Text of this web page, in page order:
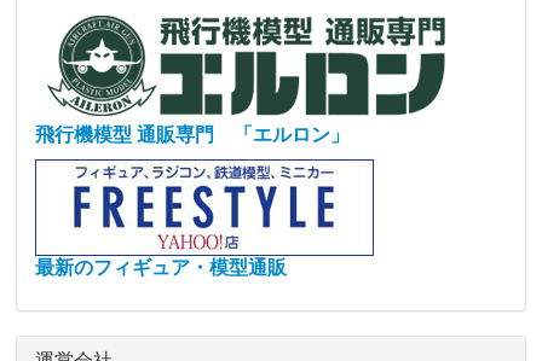
飛行機模型 通販専門 「エルロン」
最新のフィギュア・模型通販